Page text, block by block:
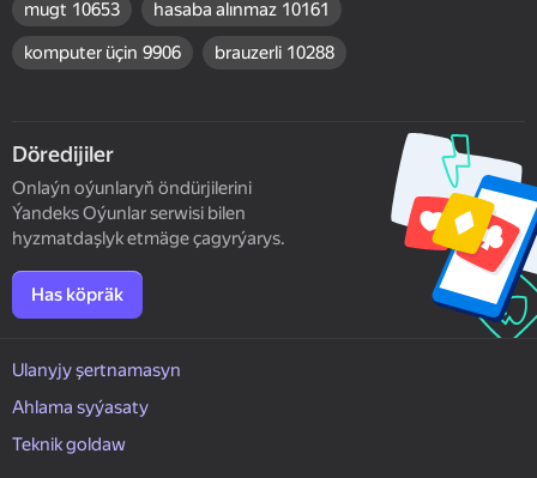
mugt 10653 hasaba alınmaz 10161
komputer üçin 9906 brauzerli 10288
Döredijiler
Onlaýn oýunlaryň öndürjilerini
Ýandeks Oýunlar serwisi bilen
hyzmatdaşlyk etmäge çagyrýarys.
Has köpräk
Ulanyjy şertnamasyn
Ahlama syýasaty
Teknik goldaw